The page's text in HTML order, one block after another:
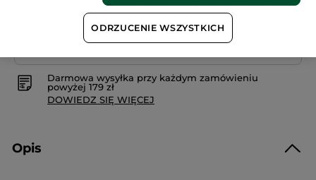
Bezpieczna płatność
Darmowa wysyłka przy każdym zamówieniu
powyżej 179 zł
DOWIEDZ SIĘ WIĘCEJ
Opis
ODRZUCENIE WSZYSTKICH